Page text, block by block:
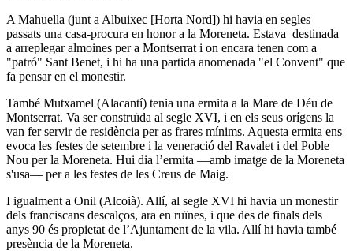
A Mahuella (junt a Albuixec [Horta Nord]) hi havia en segles
passats una casa-procura en honor a la Moreneta. Estava destinada
a arreplegar almoines per a Montserrat i on encara tenen com a
"patró" Sant Benet, i hi ha una partida anomenada "el Convent" que
fa pensar en el monestir.
També Mutxamel (Alacantí) tenia una ermita a la Mare de Déu de
Montserrat. Va ser construïda al segle XVI, i en els seus orígens la
van fer servir de residència per as frares mínims. Aquesta ermita ens
evoca les festes de setembre i la veneració del Ravalet i del Poble
Nou per la Moreneta. Hui dia l’ermita —amb imatge de la Moreneta
s'usa— per a les festes de les Creus de Maig.
I igualment a Onil (Alcoià). Allí, al segle XVI hi havia un monestir
dels franciscans descalços, ara en ruïnes, i que des de finals dels
anys 90 és propietat de l’Ajuntament de la vila. Allí hi havia també
presència de la Moreneta.